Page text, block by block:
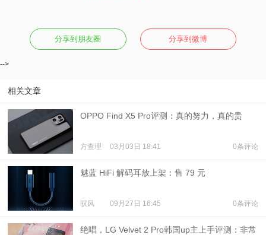
分享到朋友圈 分享到微博
-->
相关文章
OPPO Find X5 Pro评测：真的努力，真的贵
方查理 03月03日 18:41 0条评论
魅蓝 HiFi 解码耳放上架：售 79 元
驭风 09月27日 16:45 0条评论
绝唱，LG Velvet 2 Pro韩国up主上手评测：非常